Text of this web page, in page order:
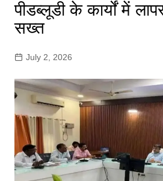
पीडब्लूडी के कार्यों में
सख्त
July 2, 2026